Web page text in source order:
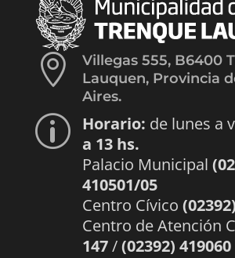

Villegas 555, B6400
Lauquen, Provincia
Aires.
p Horario: de lunes a
a 13 hs.
Palacio Municipal
410501/05
Centro Cívico
Centro de Atención
147/(02392) 419060